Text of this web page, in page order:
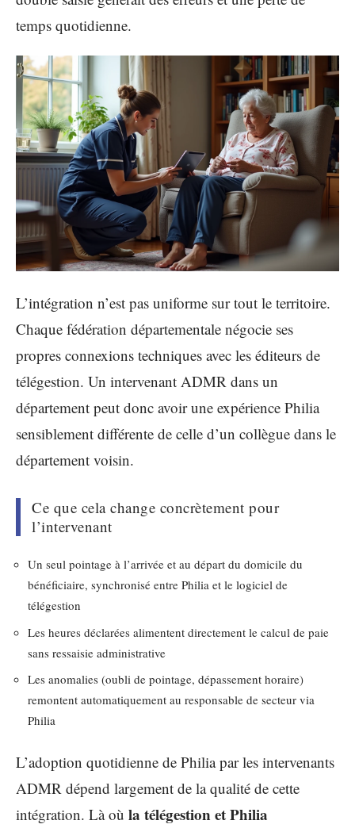
temps quotidienne.
L’intégration n’est pas uniforme sur tout le territoire.
Chaque fédération départementale négocie ses
propres connexions techniques avec les éditeurs de
télégestion. Un intervenant ADMR dans un
département peut donc avoir une expérience Philia
sensiblement différente de celle d’un collègue dans le
département voisin.
Ce que cela change concrètement pour
l’intervenant
Un seul pointage à l’arrivée et au départ du domicile du
bénéficiaire, synchronisé entre Philia et le logiciel de
télégestion
Les heures déclarées alimentent directement le calcul de paie
sans ressaisie administrative
Les anomalies (oubli de pointage, dépassement horaire)
remontent automatiquement au responsable de secteur via
Philia
L’adoption quotidienne de Philia par les intervenants
ADMR dépend largement de la qualité de cette
intégration. Là où la télégestion et Philia